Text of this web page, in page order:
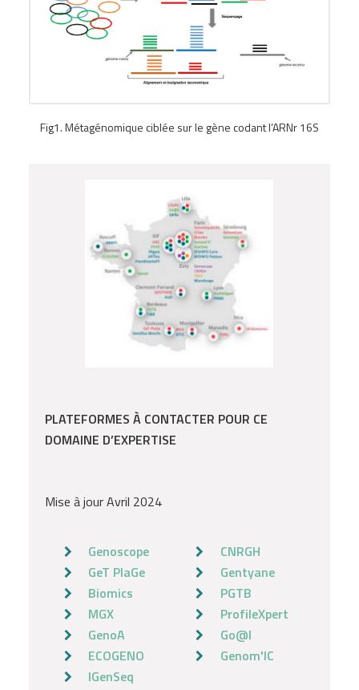
Fig1. Métagénomique ciblée sur le gène codant l’ARNr 16S
PLATEFORMES À CONTACTER POUR CE
DOMAINE D’EXPERTISE
Mise à jour Avril 2024
Genoscope
CNRGH
GeT PlaGe
Gentyane
Biomics
PGTB
MGX
ProfileXpert
GenoA
Go@l
ECOGENO
Genom'IC
IGenSeq